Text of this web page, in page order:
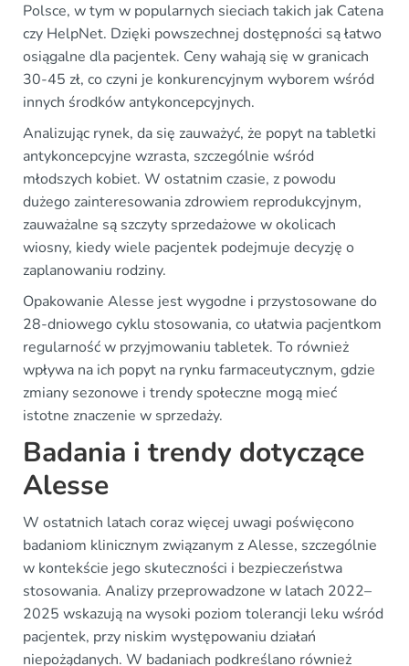
Polsce, w tym w popularnych sieciach takich jak Catena
czy HelpNet. Dzięki powszechnej dostępności są łatwo
osiągalne dla pacjentek. Ceny wahają się w granicach
30-45 zł, co czyni je konkurencyjnym wyborem wśród
innych środków antykoncepcyjnych.
Analizując rynek, da się zauważyć, że popyt na tabletki
antykoncepcyjne wzrasta, szczególnie wśród
młodszych kobiet. W ostatnim czasie, z powodu
dużego zainteresowania zdrowiem reprodukcyjnym,
zauważalne są szczyty sprzedażowe w okolicach
wiosny, kiedy wiele pacjentek podejmuje decyzję o
zaplanowaniu rodziny.
Opakowanie Alesse jest wygodne i przystosowane do
28-dniowego cyklu stosowania, co ułatwia pacjentkom
regularność w przyjmowaniu tabletek. To również
wpływa na ich popyt na rynku farmaceutycznym, gdzie
zmiany sezonowe i trendy społeczne mogą mieć
istotne znaczenie w sprzedaży.
Badania i trendy dotyczące
Alesse
W ostatnich latach coraz więcej uwagi poświęcono
badaniom klinicznym związanym z Alesse, szczególnie
w kontekście jego skuteczności i bezpieczeństwa
stosowania. Analizy przeprowadzone w latach 2022–
2025 wskazują na wysoki poziom tolerancji leku wśród
pacjentek, przy niskim występowaniu działań
niepożądanych. W badaniach podkreślano również